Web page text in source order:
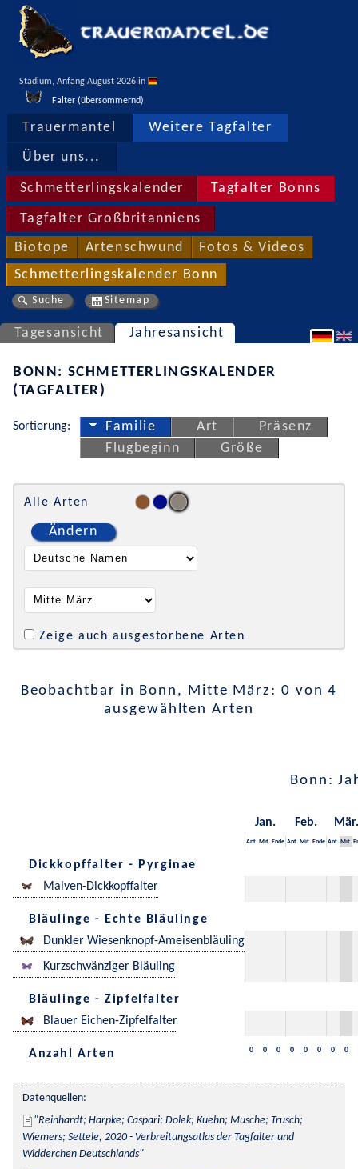
Stadium, Anfang August 2026 in
Falter (übersommernd)
Trauermantel Weitere Tagfalter
Über uns...
Schmetterlingskalender Tagfalter Bonns
Tagfalter Großbritanniens
Biotope Artenschwund Fotos & Videos
Schmetterlingskalender Bonn
Suche Sitemap
Tagesansicht Jahresansicht
BONN: SCHMETTERLINGSKALENDER
(TAGFALTER)
Sortierung: Familie Art
Präsenz
Flugbeginn
Größe
Alle Arten
Ändern
Zeige auch ausgestorbene Arten
Beobachtbar in Bonn, Mitte März: 0 von 4
ausgewählten Arten
Bonn:
Jan. Feb. Mär.
Anf. Mit. Ende Anf. Mit. Ende Anf. Mit.
Dickkopffalter - Pyrginae
Malven-Dickkopffalter
Bläulinge - Echte Bläulinge
Dunkler Wiesenknopf-Ameisenbläuling
Kurzschwänziger Bläuling
Bläulinge - Zipfelfalter
Blauer Eichen-Zipfelfalter
Anzahl Arten 0 0 0 0 0 0 0 0
Datenquellen:
Reinhardt; Harpke; Caspari; Dolek; Kuehn; Musche; Trusch;
Wiemers; Settele, 2020 - Verbreitungsatlas der Tagfalter und
Widderchen Deutschlands